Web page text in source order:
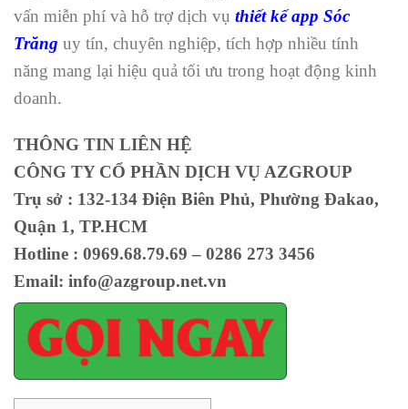
vấn miễn phí và hỗ trợ dịch vụ thiết kế app Sóc
Trăng uy tín, chuyên nghiệp, tích hợp nhiều tính
năng mang lại hiệu quả tối ưu trong hoạt động kinh
doanh.
THÔNG TIN LIÊN HỆ
CÔNG TY CỔ PHẦN DỊCH VỤ AZGROUP
Trụ sở : 132-134 Điện Biên Phủ, Phường Đakao,
Quận 1, TP.HCM
Hotline : 0969.68.79.69 – 0286 273 3456
Email: info@azgroup.net.vn